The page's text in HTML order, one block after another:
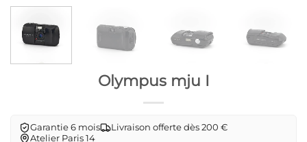
Olympus mju I
Garantie 6 mois
Livraison offerte dès 200 €
Atelier Paris 14